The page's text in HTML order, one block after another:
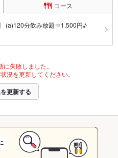
コース
(a)120分飲み放題⇒1,500円♪
失敗しました。
況を更新してください。
更新する